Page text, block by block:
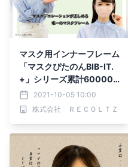
マスク用インナーフレーム
「マスクぴたのんBIB-IT.
+」シリーズ累計60000
本突破2021-10-05 10:00
株式会社 ＲＥＣＯＬＴＺ